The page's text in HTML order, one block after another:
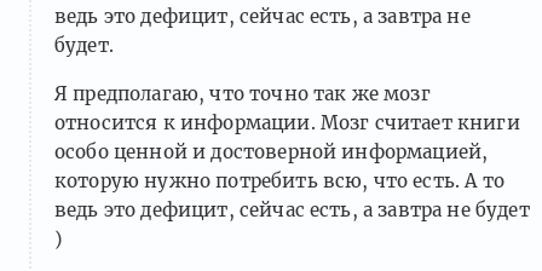
ведь это дефицит, сейчас есть, а завтра не
будет.
Я предполагаю, что точно так же мозг
относится к информации. Мозг считает книги
особо ценной и достоверной информацией,
которую нужно потребить всю, что есть. А то
ведь это дефицит, сейчас есть, а завтра не будет
)